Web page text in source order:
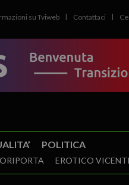
su Tviweb Contattaci
POLITICA
EROTICO